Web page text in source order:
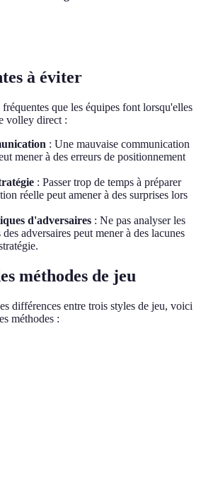
à éviter
que les équipes font lorsqu'elles
volley direct :
: Une mauvaise communication
mener à des erreurs de positionnement
: Passer trop de temps à préparer
réelle peut amener à des surprises lors
d'adversaires : Ne pas analyser les
adversaires peut mener à des lacunes
méthodes de jeu
différences entre trois styles de jeu, voici
méthodes :